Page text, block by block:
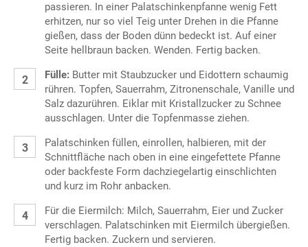
passieren. In einer Palatschinkenpfanne wenig Fett
erhitzen, nur so viel Teig unter Drehen in die Pfanne
gießen, dass der Boden dünn bedeckt ist. Auf einer
Seite hellbraun backen. Wenden. Fertig backen.
Fülle: Butter mit Staubzucker und Eidottern schaumig
rühren. Topfen, Sauerrahm, Zitronenschale, Vanille und
Salz dazurühren. Eiklar mit Kristallzucker zu Schnee
ausschlagen. Unter die Topfenmasse ziehen.
Palatschinken füllen, einrollen, halbieren, mit der
Schnittfläche nach oben in eine eingefettete Pfanne
oder backfeste Form dachziegelartig einschlichten
und kurz im Rohr anbacken.
Für die Eiermilch: Milch, Sauerrahm, Eier und Zucker
verschlagen. Palatschinken mit Eiermilch übergießen.
Fertig backen. Zuckern und servieren.